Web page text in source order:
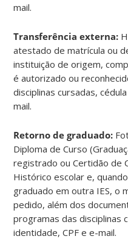
mail.
Transferência externa:
atestado de matrícula ou
instituição de origem,
é autorizado ou
disciplinas cursadas,
mail.
Retorno de graduado:
Diploma de Curso
registrado ou Certidão de
Histórico escolar e,
graduado em outra IES, o
pedido, além dos
programas das disciplinas
identidade, CPF e e-mail.